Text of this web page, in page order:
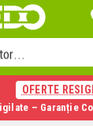
OFERTE
– Garanție